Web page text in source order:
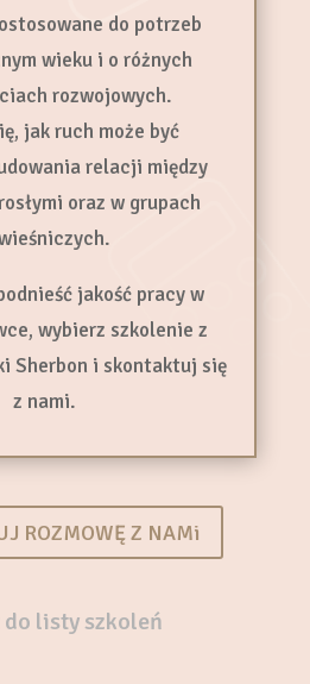
do potrzeb
wieku i o różnych
rozwojowych.
jak ruch może być
relacji między
oraz w grupach
jakość pracy w
wybierz szkolenie z
Sherbon i skontaktuj się
z nami.
ROZMOWĘ Z NAMi
listy szkoleń